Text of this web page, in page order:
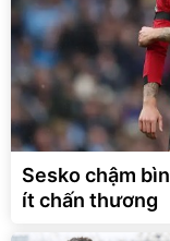
Sesko chậm
ít chấn thương